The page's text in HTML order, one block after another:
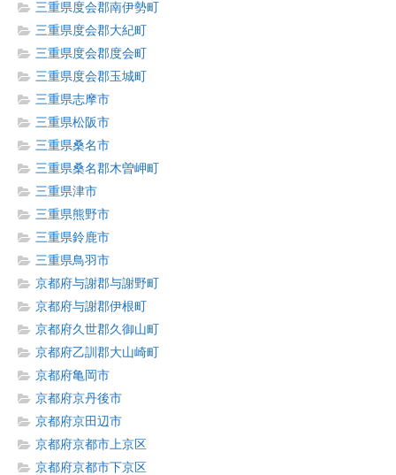
三重県度会郡南伊勢町
三重県度会郡大紀町
三重県度会郡度会町
三重県度会郡玉城町
三重県志摩市
三重県松阪市
三重県桑名市
三重県桑名郡木曽岬町
三重県津市
三重県熊野市
三重県鈴鹿市
三重県鳥羽市
京都府与謝郡与謝野町
京都府与謝郡伊根町
京都府久世郡久御山町
京都府乙訓郡大山崎町
京都府亀岡市
京都府京丹後市
京都府京田辺市
京都府京都市上京区
京都府京都市下京区